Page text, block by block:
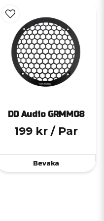
DD Audio GRMM08
199 kr / Par
Bevaka